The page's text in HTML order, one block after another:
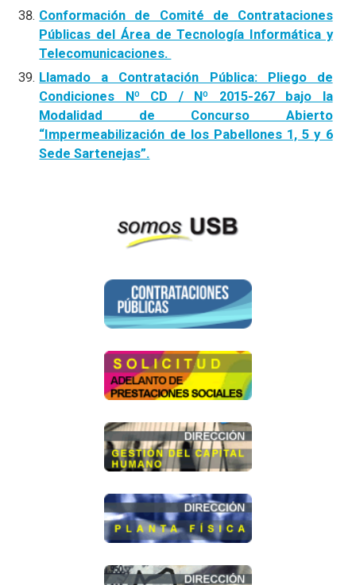
Conformación de Comité de Contrataciones
Públicas del Área de Tecnología Informática y
Telecomunicaciones.
Llamado a Contratación Pública: Pliego de
Condiciones Nº CD / Nº 2015-267 bajo la
Modalidad de Concurso Abierto
“Impermeabilización de los Pabellones 1, 5 y 6
Sede Sartenejas”.